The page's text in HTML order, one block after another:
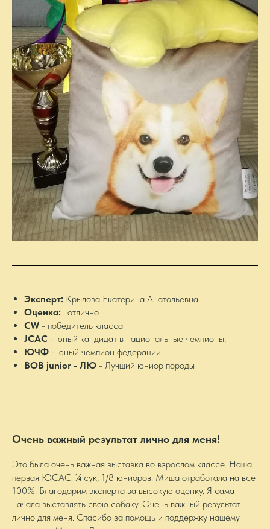
Эксперт: Крылова Екатерина Анатольевна
Оценка: : отлично
CW - победитель класса
JCAC - юный кандидат в национальные чемпионы,
ЮЧФ - юный чемпион федерации
BOB junior - ЛЮ - Лучший юниор породы
Очень важный результат лично для меня!
Это была очень важная выставка во взрослом классе. Наша
первая ЮСАС! ¼ сук, 1/8 юниоров. Миша отработала на все
100%. Благодарим эксперта за высокую оценку. Я сама
начала выставлять свою собаку. Очень важный результат
лично для меня. Спасибо за помощь и поддержку нашему